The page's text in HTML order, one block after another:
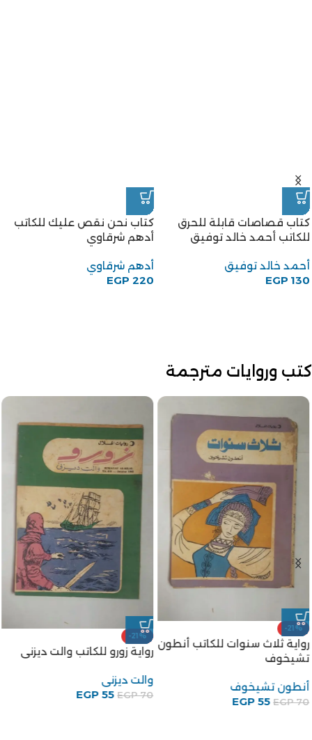
كتاب قصاصات قابلة للحرق
للكاتب أحمد خالد توفيق
أحمد خالد توفيق
EGP 130
كتاب نحن نقص عليك للكاتب
أدهم شرقاوي
أدهم شرقاوي
EGP 220
كتب وروايات مترجمة
-21%
رواية ثلاث سنوات للكاتب أنطون
تشيخوف
أنطون تشيخوف
EGP70
EGP 55
-21%
رواية زورو للكاتب والت ديزنى
والت ديزنى
EGP70
EGP 55